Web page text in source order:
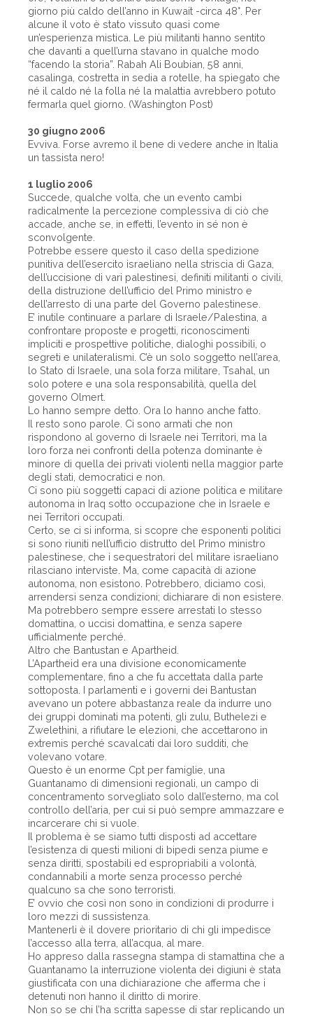
giorno più caldo dell’anno in Kuwait -circa 48°. Per
alcune il voto è stato vissuto quasi come
un’esperienza mistica. Le più militanti hanno sentito
che davanti a quell’urna stavano in qualche modo
“facendo la storia”. Rabah Ali Boubian, 58 anni,
casalinga, costretta in sedia a rotelle, ha spiegato che
né il caldo né la folla né la malattia avrebbero potuto
fermarla quel giorno. (Washington Post)
30 giugno 2006
Evviva. Forse avremo il bene di vedere anche in Italia
un tassista nero!
1 luglio 2006
Succede, qualche volta, che un evento cambi
radicalmente la percezione complessiva di ciò che
accade, anche se, in effetti, l’evento in sé non è
sconvolgente.
Potrebbe essere questo il caso della spedizione
punitiva dell’esercito israeliano nella striscia di Gaza,
dell’uccisione di vari palestinesi, definiti militanti o civili,
della distruzione dell’ufficio del Primo ministro e
dell’arresto di una parte del Governo palestinese.
E’ inutile continuare a parlare di Israele/Palestina, a
confrontare proposte e progetti, riconoscimenti
impliciti e prospettive politiche, dialoghi possibili, o
segreti e unilateralismi. C’è un solo soggetto nell’area,
lo Stato di Israele, una sola forza militare, Tsahal, un
solo potere e una sola responsabilità, quella del
governo Olmert.
Lo hanno sempre detto. Ora lo hanno anche fatto.
Il resto sono parole. Ci sono armati che non
rispondono al governo di Israele nei Territori, ma la
loro forza nei confronti della potenza dominante è
minore di quella dei privati violenti nella maggior parte
degli stati, democratici e non.
Ci sono più soggetti capaci di azione politica e militare
autonoma in Iraq sotto occupazione che in Israele e
nei Territori occupati.
Certo, se ci si informa, si scopre che esponenti politici
si sono riuniti nell’ufficio distrutto del Primo ministro
palestinese, che i sequestratori del militare israeliano
rilasciano interviste. Ma, come capacità di azione
autonoma, non esistono. Potrebbero, diciamo così,
arrendersi senza condizioni; dichiarare di non esistere.
Ma potrebbero sempre essere arrestati lo stesso
domattina, o uccisi domattina, e senza sapere
ufficialmente perché.
Altro che Bantustan e Apartheid.
L’Apartheid era una divisione economicamente
complementare, fino a che fu accettata dalla parte
sottoposta. I parlamenti e i governi dei Bantustan
avevano un potere abbastanza reale da indurre uno
dei gruppi dominati ma potenti, gli zulu, Buthelezi e
Zwelethini, a rifiutare le elezioni, che accettarono in
extremis perché scavalcati dai loro sudditi, che
volevano votare.
Questo è un enorme Cpt per famiglie, una
Guantanamo di dimensioni regionali, un campo di
concentramento sorvegliato solo dall’esterno, ma col
controllo dell’aria, per cui si può sempre ammazzare e
incarcerare chi si vuole.
Il problema è se siamo tutti disposti ad accettare
l’esistenza di questi milioni di bipedi senza piume e
senza diritti, spostabili ed espropriabili a volontà,
condannabili a morte senza processo perché
qualcuno sa che sono terroristi.
E’ ovvio che così non sono in condizioni di produrre i
loro mezzi di sussistenza.
Mantenerli è il dovere prioritario di chi gli impedisce
l’accesso alla terra, all’acqua, al mare.
Ho appreso dalla rassegna stampa di stamattina che a
Guantanamo la interruzione violenta dei digiuni è stata
giustificata con una dichiarazione che afferma che i
detenuti non hanno il diritto di morire.
Non so se chi l’ha scritta sapesse di star replicando un